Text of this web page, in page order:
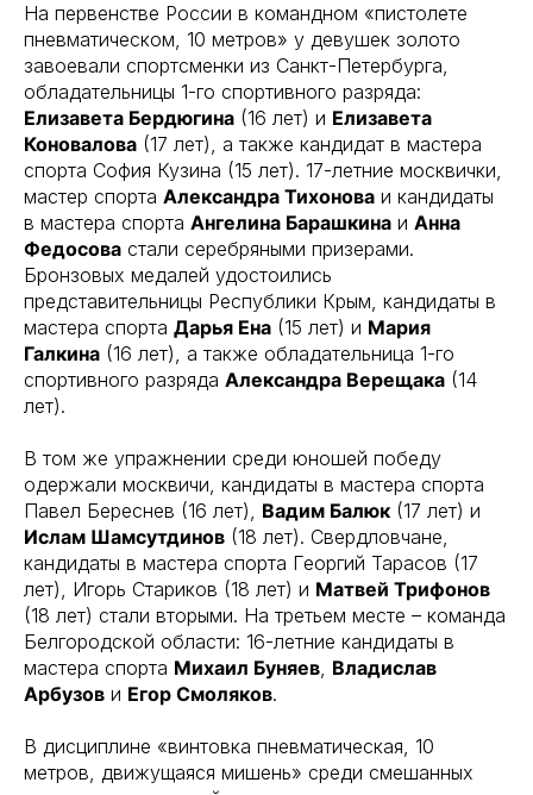
На первенстве России в командном «пистолете
пневматическом, 10 метров» у девушек золото
завоевали спортсменки из Санкт-Петербурга,
обладательницы 1-го спортивного разряда:
Елизавета Бердюгина (16 лет) и Елизавета
Коновалова (17 лет), а также кандидат в мастера
спорта София Кузина (15 лет). 17-летние москвички,
мастер спорта Александра Тихонова и кандидаты
в мастера спорта Ангелина Барашкина и Анна
Федосова стали серебряными призерами.
Бронзовых медалей удостоились
представительницы Республики Крым, кандидаты в
мастера спорта Дарья Ена (15 лет) и Мария
Галкина (16 лет), а также обладательница 1-го
спортивного разряда Александра Верещака (14
лет).
В том же упражнении среди юношей победу
одержали москвичи, кандидаты в мастера спорта
Павел Береснев (16 лет), Вадим Балюк (17 лет) и
Ислам Шамсутдинов (18 лет). Свердловчане,
кандидаты в мастера спорта Георгий Тарасов (17
лет), Игорь Стариков (18 лет) и Матвей Трифонов
(18 лет) стали вторыми. На третьем месте – команда
Белгородской области: 16-летние кандидаты в
мастера спорта Михаил Буняев, Владислав
Арбузов и Егор Смоляков.
В дисциплине «винтовка пневматическая, 10
метров, движущаяся мишень» среди смешанных